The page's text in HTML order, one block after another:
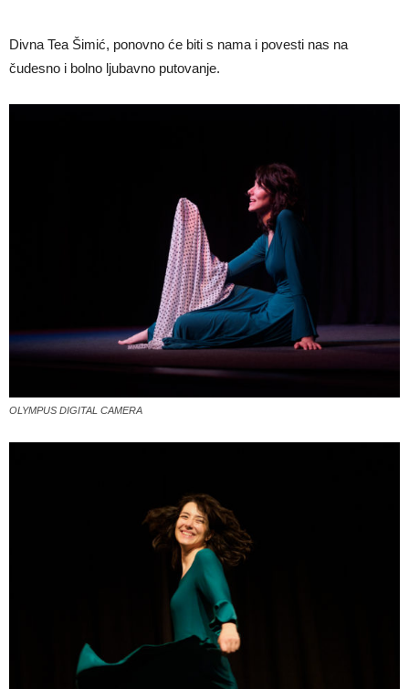
Divna Tea Šimić, ponovno će biti s nama i povesti nas na
čudesno i bolno ljubavno putovanje.
OLYMPUS DIGITAL CAMERA